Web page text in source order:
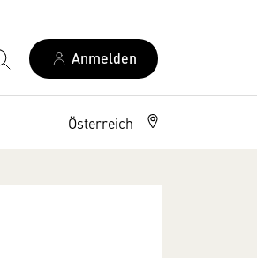
Anmelden
Österreich